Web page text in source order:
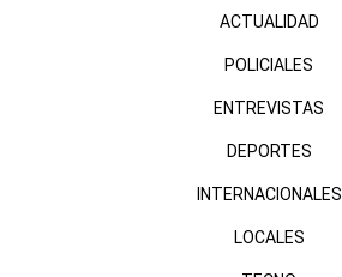
ACTUALIDAD
POLICIALES
ENTREVISTAS
DEPORTES
INTERNACIONALES
LOCALES